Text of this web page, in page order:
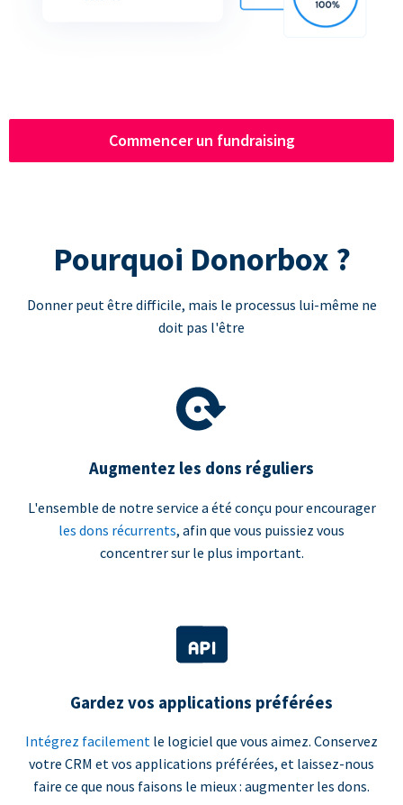
Commencer un fundraising
Pourquoi Donorbox ?
Donner peut être difficile, mais le processus lui-même ne
doit pas l'être
Augmentez les dons réguliers
L'ensemble de notre service a été conçu pour encourager
les dons récurrents, afin que vous puissiez vous
concentrer sur le plus important.
Gardez vos applications préférées
Intégrez facilement le logiciel que vous aimez. Conservez
votre CRM et vos applications préférées, et laissez-nous
faire ce que nous faisons le mieux : augmenter les dons.